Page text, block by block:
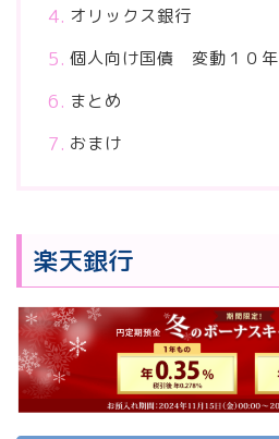
オリックス銀行
個人向け国債 変動１０年
まとめ
おまけ
楽天銀行